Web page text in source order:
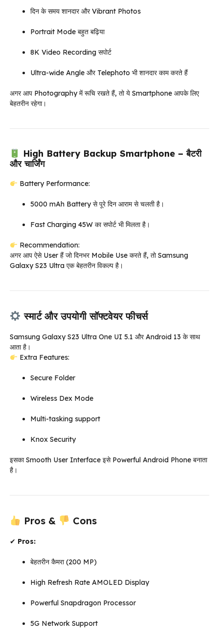
दिन के समय शानदार और Vibrant Photos
Portrait Mode बहुत बढ़िया
8K Video Recording सपोर्ट
Ultra-wide Angle और Telephoto भी शानदार काम करते हैं
अगर आप Photography में रूचि रखते हैं, तो ये Smartphone आपके लिए
बेहतरीन रहेगा।
High Battery Backup Smartphone – बैटरी
और चार्जिंग
Battery Performance:
5000 mAh Battery से पूरे दिन आराम से चलती है।
Fast Charging 45W का सपोर्ट भी मिलता है।
Recommendation:
अगर आप ऐसे User हैं जो दिनभर Mobile Use करते हैं, तो Samsung
Galaxy S23 Ultra एक बेहतरीन विकल्प है।
स्मार्ट और उपयोगी सॉफ्टवेयर फीचर्स
Samsung Galaxy S23 Ultra One UI 5.1 और Android 13 के साथ
आता है।
Extra Features:
Secure Folder
Wireless Dex Mode
Multi-tasking support
Knox Security
इसका Smooth User Interface इसे Powerful Android Phone बनाता
है।
Pros & Cons
✔ Pros:
बेहतरीन कैमरा (200 MP)
High Refresh Rate AMOLED Display
Powerful Snapdragon Processor
5G Network Support